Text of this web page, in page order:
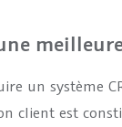
un système
client est